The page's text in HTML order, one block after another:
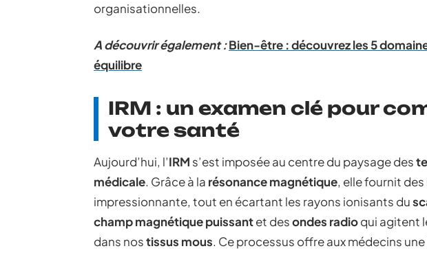
organisationnelles.
A découvrir également :Bien-être : découvrez les 5
équilibre
IRM : un examen clé pour
votre santé
Aujourd’hui, l’IRM s’est imposée au centre du paysage des
médicale. Grâce à la résonance magnétique, elle fournit
impressionnante, tout en écartant les rayons ionisants du
champ magnétique puissantet desondes radioqui agitent
dans nostissus mous. Ce processus offre aux médecins